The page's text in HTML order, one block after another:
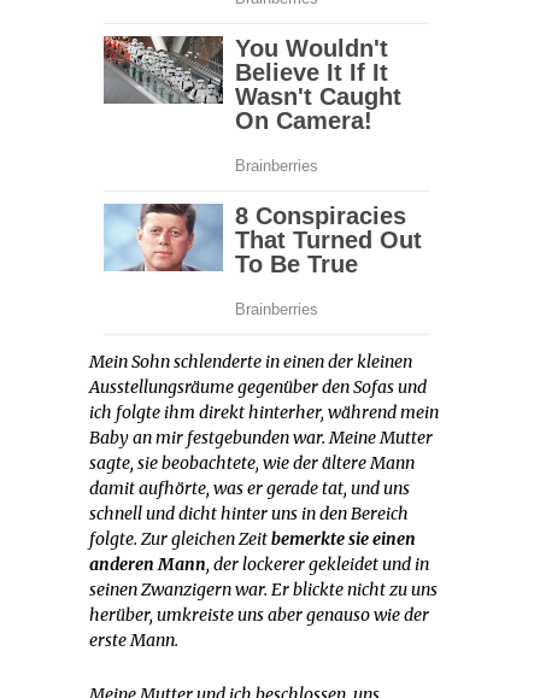
Mein Sohn schlenderte in einen der kleinen
Ausstellungsräume gegenüber den Sofas und
ich folgte ihm direkt hinterher, während mein
Baby an mir festgebunden war. Meine Mutter
sagte, sie beobachtete, wie der ältere Mann
damit aufhörte, was er gerade tat, und uns
schnell und dicht hinter uns in den Bereich
folgte. Zur gleichen Zeitbemerkte sie einen
anderen Mann, der lockerer gekleidet und in
seinen Zwanzigern war. Er blickte nicht zu uns
herüber, umkreiste uns aber genauso wie der
erste Mann.